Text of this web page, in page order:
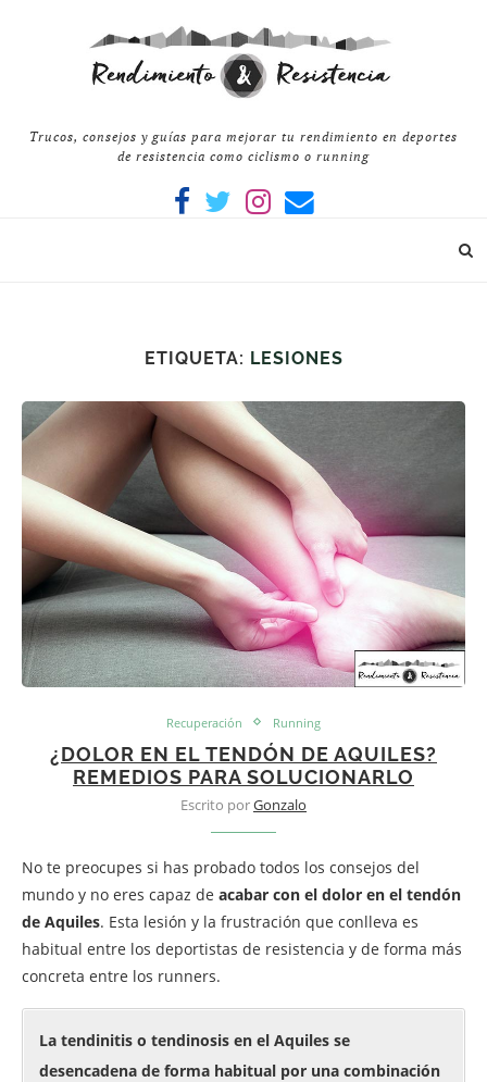
Trucos, consejos y guías para mejorar tu rendimiento en deportes
de resistencia como ciclismo o running
ETIQUETA: LESIONES
Recuperación Running
¿DOLOR EN EL TENDÓN DE AQUILES?
REMEDIOS PARA SOLUCIONARLO
Escrito porGonzalo
No te preocupes si has probado todos los consejos del
mundo y no eres capaz de acabar con el dolor en el tendón
de Aquiles. Esta lesión y la frustración que conlleva es
habitual entre los deportistas de resistencia y de forma más
concreta entre los runners.
La tendinitis o tendinosis en el Aquiles se
desencadena de forma habitual por una combinación